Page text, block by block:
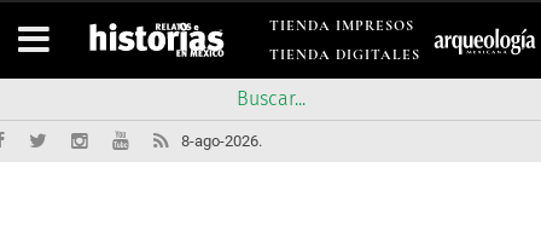
TIENDA IMPRESOS
TIENDA DIGITALES
8-ago-2026.